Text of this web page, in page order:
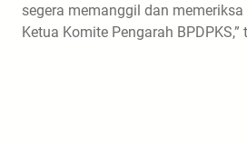
segera memanggil dan
Ketua Komite Pengarah